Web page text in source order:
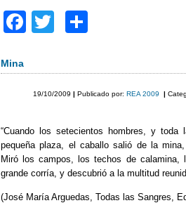
F
c
e
o
o
k
tt
er
m
p
tir
Mina
19/10/2009 | Publicado por:REA 2009 |
“Cuando los setecientos hombres, y
pequeña plaza, el caballo salió de la
Miró los campos, los techos de calamina,
grande corría, y descubrió a la multitud
(José María Arguedas, Todas las Sangres,